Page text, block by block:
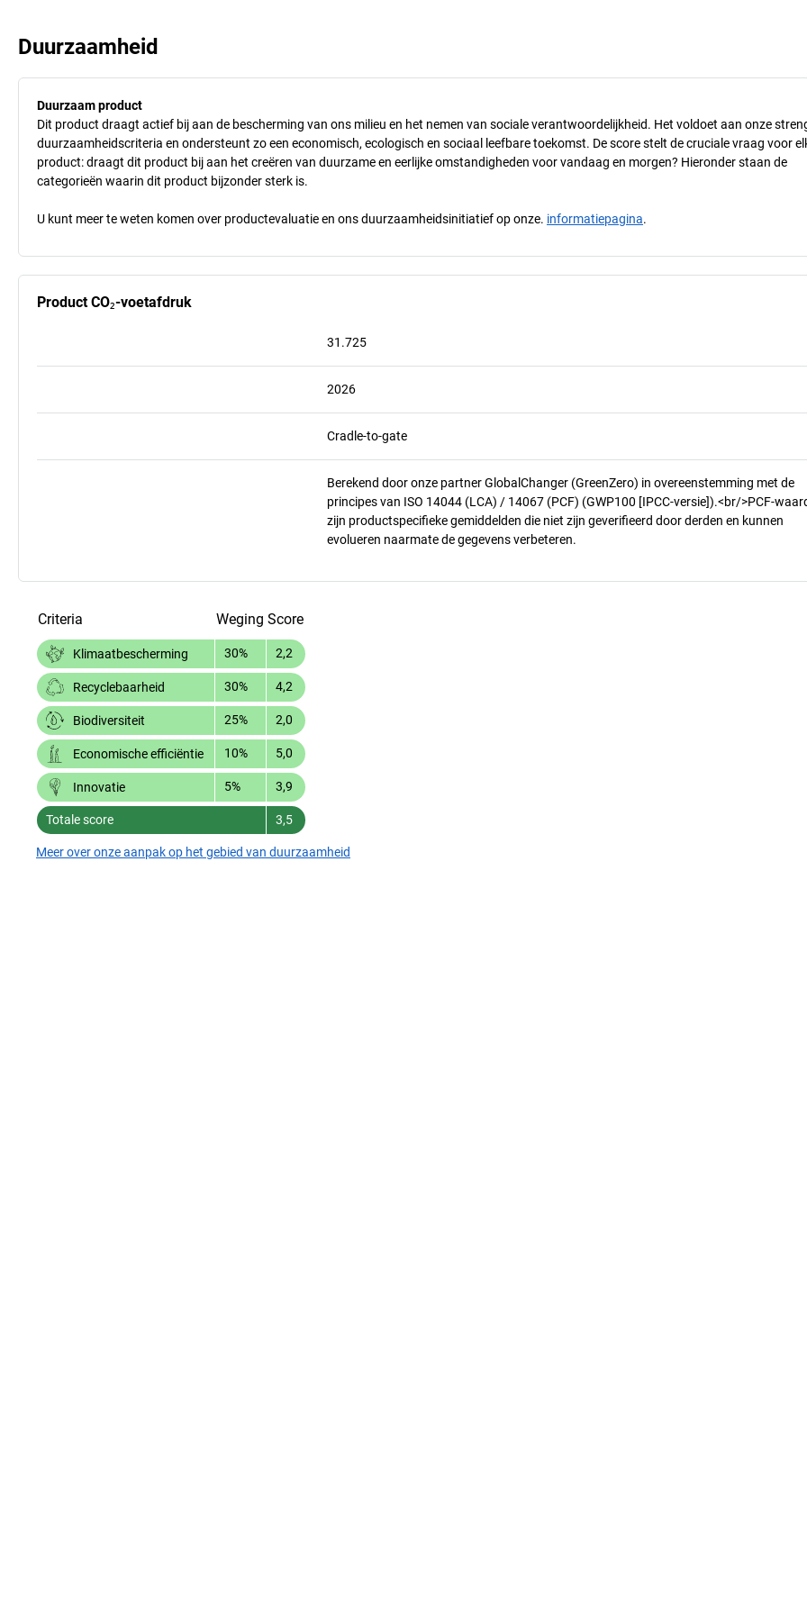
Duurzaamheid
Duurzaam product
Dit product draagt actief bij aan de bescherming van ons milieu en het nemen van sociale verantwoordelijkheid. Het voldoet aan onze
duurzaamheidscriteria en ondersteunt zo een economisch, ecologisch en sociaal leefbare toekomst. De score stelt de cruciale vraag voor
product: draagt dit product bij aan het creëren van duurzame en eerlijke omstandigheden voor vandaag en morgen? Hieronder staan de
categorieën waarin dit product bijzonder sterk is.
U kunt meer te weten komen over productevaluatie en ons duurzaamheidsinitiatief op onze. informatiepagina.
Product CO₂-voetafdruk
31.725
2026
Cradle-to-gate
Berekend door onze partner GlobalChanger (GreenZero) in overeenstemming met de
principes van ISO 14044 (LCA) / 14067 (PCF) (GWP100 [IPCC-versie]).<br/>PCF-
zijn productspecifieke gemiddelden die niet zijn geverifieerd door derden en kunnen
evolueren naarmate de gegevens verbeteren.
Criteria Weging Score
Klimaatbescherming 30% 2,2
Recyclebaarheid 30% 4,2
Biodiversiteit 25% 2,0
Economische efficiëntie 10% 5,0
Innovatie 5% 3,9
Totale score 3,5
Meer over onze aanpak op het gebied van duurzaamheid